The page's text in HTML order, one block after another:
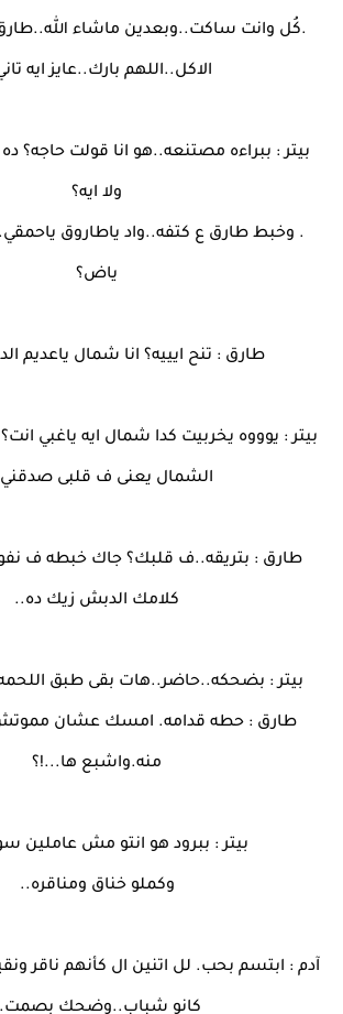
.كُل وانت ساكت..وبعدين ماشاء
الاكل..اللهم بارك..عايز ايه
بيتر : ببراءه مصتنعه..هو انا قولت حاجه؟ ده
ولا ايه؟
. وخبط طارق ع كتفه..واد ياطاروق
ياض؟
طارق : تنح ايييه؟ انا شمال ياعديم
بيتر : يوووه يخربيت كدا شمال ايه ياغبي
الشمال يعنى ف قلبى
طارق : بتريقه..ف قلبك؟ جاك خبطه ف
كلامك الدبش زيك ده..
بيتر : بضحكه..حاضر..هات بقى طبق
طارق : حطه قدامه. امسك عشان
منه.واشبع ها...!؟
بيتر : ببرود هو انتو مش عاملين
وكملو خناق ومناقره..
آدم : ابتسم بحب. لل اتنين ال كأنهم ناقر
كانو شباب..وضحك